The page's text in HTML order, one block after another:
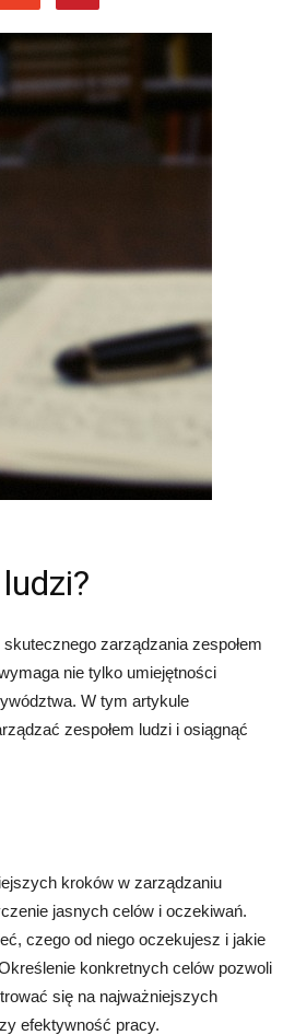
zarządzania zespołem
nie tylko umiejętności
W tym artykule
zespołem ludzi i osiągnąć
kroków w zarządzaniu
jasnych celów i oczekiwań.
czego od niego oczekujesz i jakie
konkretnych celów pozwoli
się na najważniejszych
efektywność pracy.